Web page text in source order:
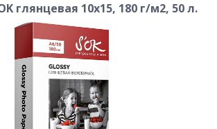
глянцевая 10x15, 180 г/м2, 50 л.